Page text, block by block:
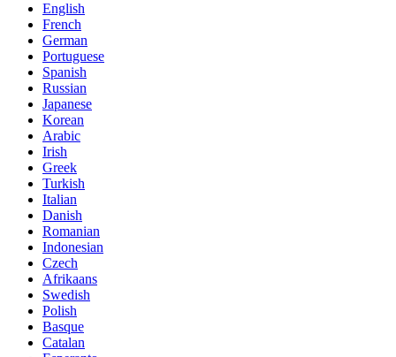
English
French
German
Portuguese
Spanish
Russian
Japanese
Korean
Arabic
Irish
Greek
Turkish
Italian
Danish
Romanian
Indonesian
Czech
Afrikaans
Swedish
Polish
Basque
Catalan